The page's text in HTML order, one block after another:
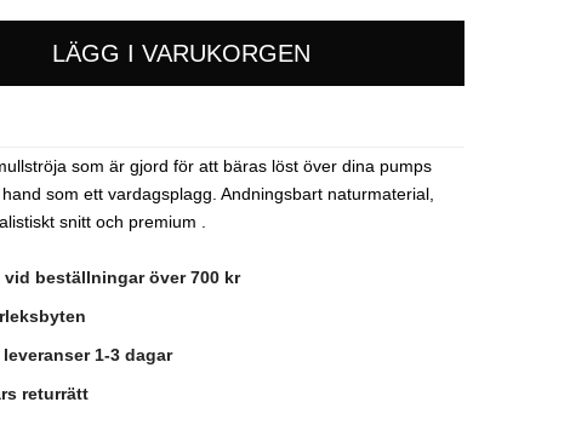
LÄGG I VARUKORGEN
som är gjord för att bäras löst över dina pumps
som ett vardagsplagg. Andningsbart naturmaterial,
snitt och premium .
vid beställningar över 700 kr
1-3 dagar
returrätt